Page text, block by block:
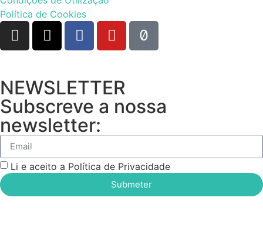
Política de Cookies
NEWSLETTER
Subscreve a nossa
newsletter:
Li e aceito a Política de Privacidade
Submeter